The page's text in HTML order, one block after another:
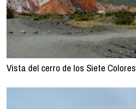
Vista del cerro de los Siete Colores